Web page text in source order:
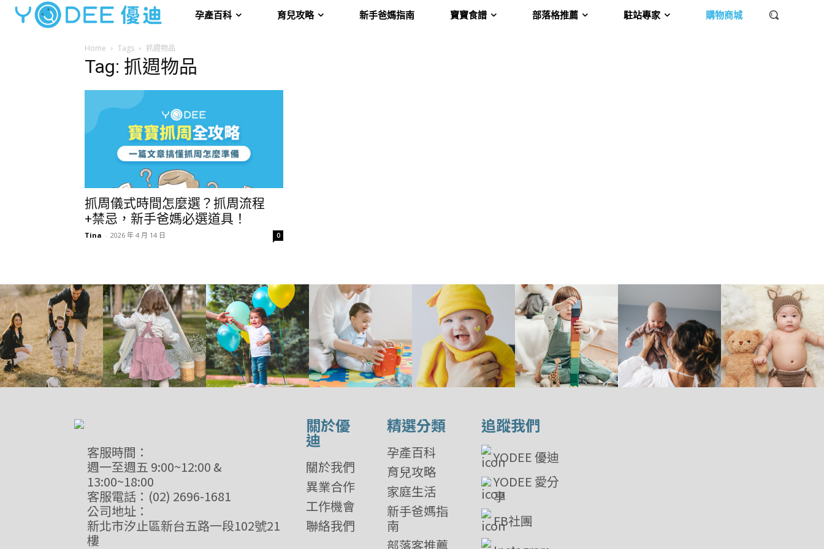
孕產百科 育兒攻略 新手爸媽指南 寶寶食譜 部落格推薦 駐站專家 購物商城
Home Tags 抓週物品
Tag: 抓週物品
抓周儀式時間怎麼選？抓周流程
+禁忌，新手爸媽必選道具！
Tina - 2026 年 4 月 14 日 0
客服時間：
週一至週五 9:00~12:00 &
13:00~18:00
客服電話：(02) 2696-1681
公司地址：
新北市汐止區新台五路一段102號21
樓
關於優
迪
關於我們
異業合作
工作機會
聯絡我們
精選分類
孕產百科
育兒攻略
家庭生活
新手爸媽指
南
部落客推薦
追蹤我們
YODEE 優迪
YODEE 愛分
享
FB社團